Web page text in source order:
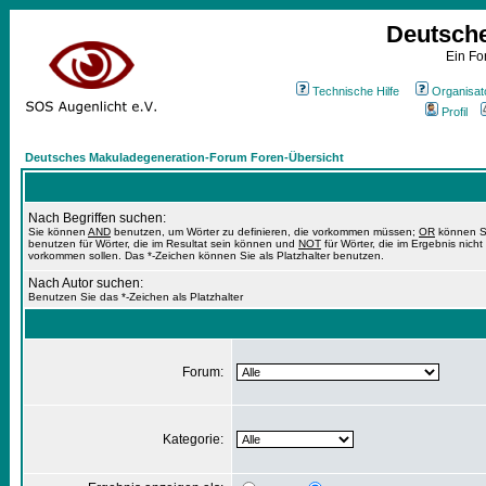
Ein
Technische Hilfe
Profil
Deutsches Makuladegeneration-Forum Foren-Übersicht
Nach Begriffen suchen:
Sie können AND benutzen, um Wörter zu definieren, die vorkommen müssen; OR können
benutzen für Wörter, die im Resultat sein können und NOT für Wörter, die im Ergebnis nicht
vorkommen sollen. Das *-Zeichen können Sie als Platzhalter benutzen.
Nach Autor suchen:
Benutzen Sie das *-Zeichen als Platzhalter
Forum:
Kategorie: